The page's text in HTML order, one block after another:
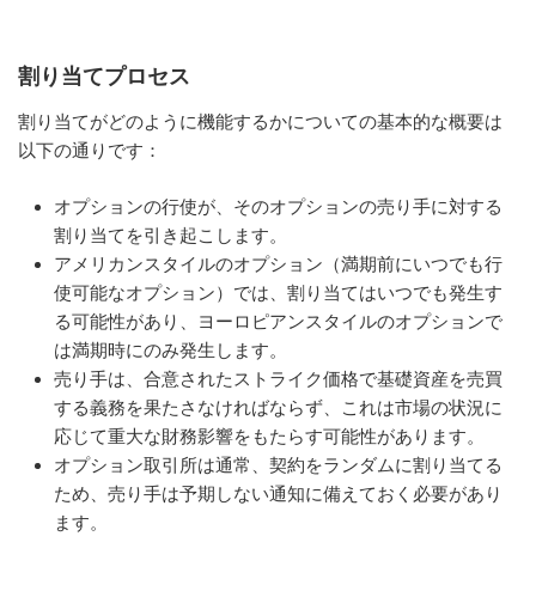
割り当てプロセス
割り当てがどのように機能するかについての基本的な概要は
以下の通りです：
オプションの行使が、そのオプションの売り手に対する
割り当てを引き起こします。
アメリカンスタイルのオプション（満期前にいつでも行
使可能なオプション）では、割り当てはいつでも発生す
る可能性があり、ヨーロピアンスタイルのオプションで
は満期時にのみ発生します。
売り手は、合意されたストライク価格で基礎資産を売買
する義務を果たさなければならず、これは市場の状況に
応じて重大な財務影響をもたらす可能性があります。
オプション取引所は通常、契約をランダムに割り当てる
ため、売り手は予期しない通知に備えておく必要があり
ます。